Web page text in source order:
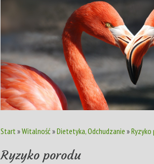
Start »Witalność»Dietetyka, Odchudzanie »
Ryzyko porodu